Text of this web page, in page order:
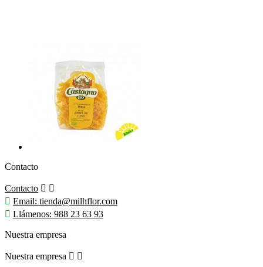
Contacto
Contacto  
 Email: tienda@milhflor.com
 Llámenos: 988 23 63 93
Nuestra empresa
Nuestra empresa  